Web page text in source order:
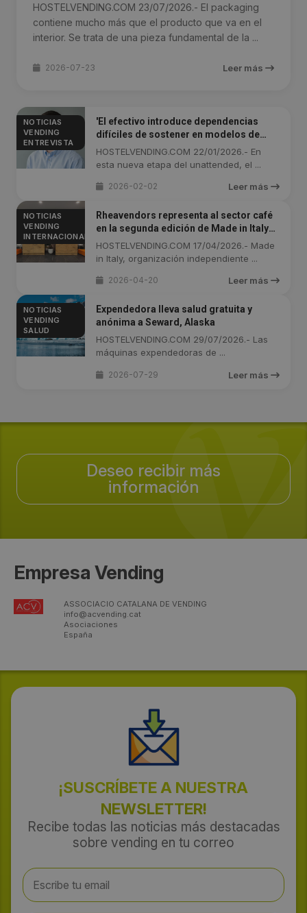
HOSTELVENDING.COM 23/07/2026.- El packaging
contiene mucho más que el producto que va en el
interior. Se trata de una pieza fundamental de la ...
2026-07-23 Leer más
NOTICIAS
VENDING
ENTREVISTA
'El efectivo introduce dependencias
difíciles de sostener en modelos de
operación continua'
HOSTELVENDING.COM 22/01/2026.- En
esta nueva etapa del unattended, el ...
2026-02-02 Leer más
NOTICIAS
VENDING
INTERNACIONAL
Rheavendors representa al sector café
en la segunda edición de Made in Italy
Day
HOSTELVENDING.COM 17/04/2026.- Made
in Italy, organización independiente ...
2026-04-20 Leer más
NOTICIAS
VENDING
SALUD
Expendedora lleva salud gratuita y
anónima a Seward, Alaska
HOSTELVENDING.COM 29/07/2026.- Las
máquinas expendedoras de ...
2026-07-29 Leer más
Deseo recibir más
información
Empresa Vending
ASSOCIACIO CATALANA DE VENDING
info@acvending.cat
Asociaciones
España
¡SUSCRÍBETE A NUESTRA
NEWSLETTER!
Recibe todas las noticias más destacadas
sobre vending en tu correo